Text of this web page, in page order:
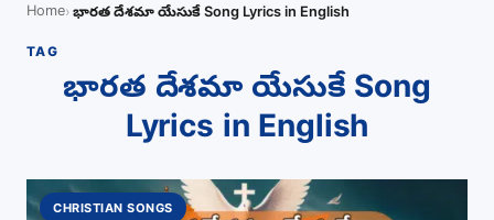
Home భారత దేశమా యేసుకే Song Lyrics in English
TAG
భారత దేశమా యేసుకే Song
Lyrics in English
CHRISTIAN SONGS